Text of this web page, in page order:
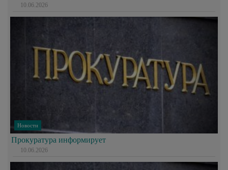
10.06.2026
Новости
Прокуратура информирует
10.06.2026